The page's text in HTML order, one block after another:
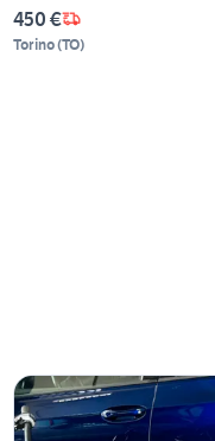
450 €
Torino(TO)